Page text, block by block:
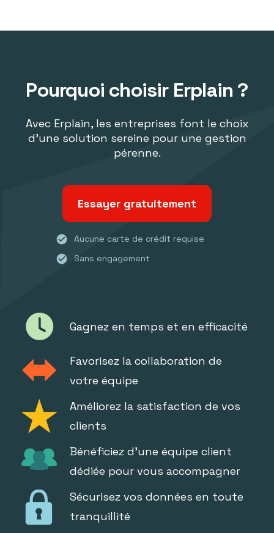
Pourquoi choisir Erplain ?
Avec Erplain, les entreprises font le choix
d'une solution sereine pour une gestion
pérenne.
Essayer gratuitement
check_circle Aucune carte de crédit requise
check_circle Sans engagement
Gagnez en temps et en efficacité
Favorisez la collaboration de
votre équipe
Améliorez la satisfaction de vos
clients
Bénéficiez d'une équipe client
dédiée pour vous accompagner
Sécurisez vos données en toute
tranquillité